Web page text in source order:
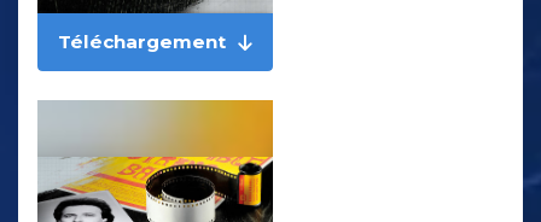
Téléchargement